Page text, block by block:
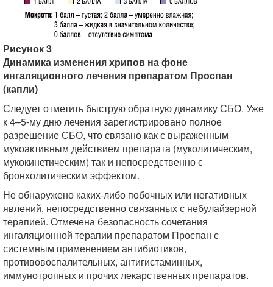
Рисунок 3
Динамика изменения хрипов на фоне
ингаляционного лечения препаратом Проспан
(капли)
Следует отметить быструю обратную динамику СБО. Уже
к 4–5-му дню лечения зарегистрировано полное
разрешение СБО, что связано как с выраженным
мукоактивным действием препарата (муколитическим,
мукокинетическим) так и непосредственно с
бронхолитическим эффектом.
Не обнаружено каких-либо побочных или негативных
явлений, непосредственно связанных с небулайзерной
терапией. Отмечена безопасность сочетания
ингаляционной терапии препаратом Проспан с
системным применением антибиотиков,
противовоспалительных, антигистаминных,
иммунотропных и прочих лекарственных препаратов.